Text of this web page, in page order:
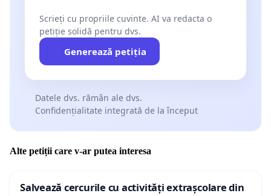
Scrieți cu propriile cuvinte. AI va redacta o
petiție solidă pentru dvs.
Generează petiția
Datele dvs. rămân ale dvs.
Confidențialitate integrată de la început
Alte petiții care v-ar putea interesa
Salvează cercurile cu activități extrașcolare din